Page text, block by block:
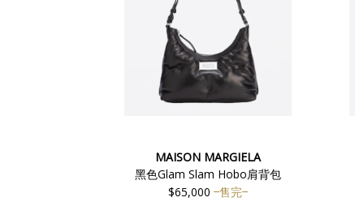
MAISON MARGIELA
黑色Glam Slam Hobo肩背包
$65,000
售完